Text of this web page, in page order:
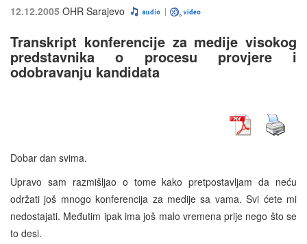
12.12.2005 OHR Sarajevo
Transkript konferencije za medije visokog
predstavnika o procesu provjere i
odobravanju kandidata
Dobar dan svima.
Upravo sam razmišljao o tome kako pretpostavljam da neću
održati još mnogo konferencija za medije sa vama. Svi ćete mi
nedostajati. Međutim ipak ima još malo vremena prije nego što se
to desi.